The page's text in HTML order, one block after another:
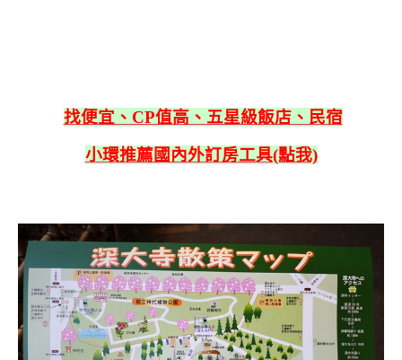
找便宜、CP值高、五星級飯店、民宿
小環推薦國內外訂房工具(點我)